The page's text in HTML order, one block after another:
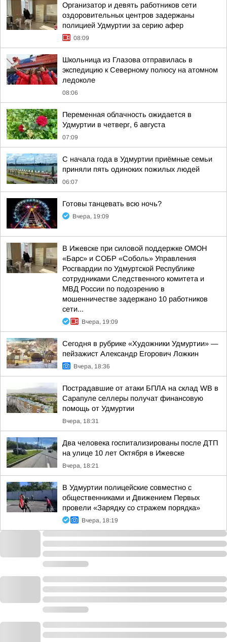
Организатор и девять работников сети
оздоровительных центров задержаны
полицией Удмуртии за серию афер
08:09
Школьница из Глазова отправилась в
экспедицию к Северному полюсу на атомном
ледоколе
08:06
Переменная облачность ожидается в
Удмуртии в четверг, 6 августа
07:09
С начала года в Удмуртии приёмные семьи
приняли пять одиноких пожилых людей
06:07
Готовы танцевать всю ночь?
Вчера, 19:09
В Ижевске при силовой поддержке ОМОН
«Барс» и СОБР «Соболь» Управления
Росгвардии по Удмуртской Республике
сотрудниками Следственного комитета и
МВД России по подозрению в
мошенничестве задержано 10 работников
сети...
Вчера, 19:09
Сегодня в рубрике «Художники Удмуртии» —
пейзажист Александр Егорович Ложкин
Вчера, 18:36
Пострадавшие от атаки БПЛА на склад WB в
Сарапуле селлеры получат финансовую
помощь от Удмуртии
Вчера, 18:31
Два человека госпитализированы после ДТП
на улице 10 лет Октября в Ижевске
Вчера, 18:21
В Удмуртии полицейские совместно с
общественниками и Движением Первых
провели «Зарядку со стражем порядка»
Вчера, 18:19